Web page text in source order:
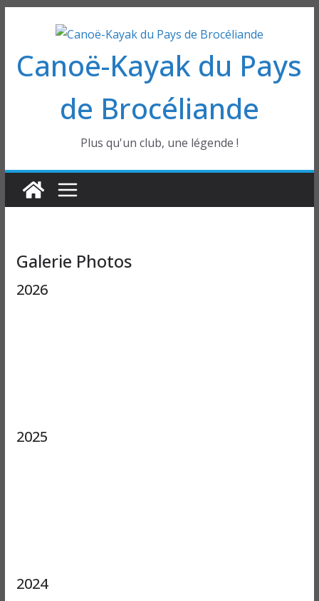
contenu
Canoë-Kayak du Pays
de Brocéliande
Plus qu'un club, une légende !
Galerie Photos
2026
2025
2024